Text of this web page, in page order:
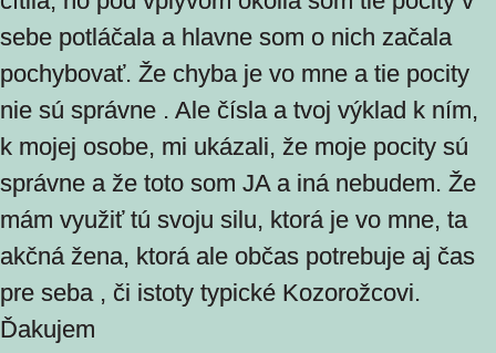
sebe potláčala a hlavne som o nich začala
pochybovať. Že chyba je vo mne a tie pocity
nie sú správne . Ale čísla a tvoj výklad k ním,
k mojej osobe, mi ukázali, že moje pocity sú
správne a že toto som JA a iná nebudem. Že
mám využiť tú svoju silu, ktorá je vo mne, ta
akčná žena, ktorá ale občas potrebuje aj čas
pre seba , či istoty typické Kozorožcovi.
Ďakujem